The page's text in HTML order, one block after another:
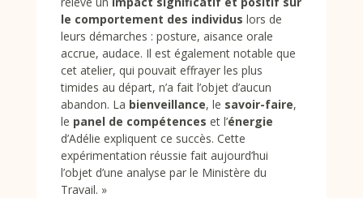
le comportement des individus lors de
leurs démarches : posture, aisance orale
accrue, audace. Il est également notable que
cet atelier, qui pouvait effrayer les plus
timides au départ, n’a fait l’objet d’aucun
abandon. La bienveillance, le savoir-faire,
le panel de compétences et l’énergie
d’Adélie expliquent ce succès. Cette
expérimentation réussie fait aujourd’hui
l’objet d’une analyse par le Ministère du
Travail. »